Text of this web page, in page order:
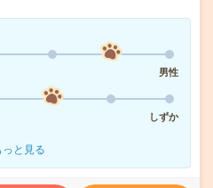
男性
しずか
っと見る